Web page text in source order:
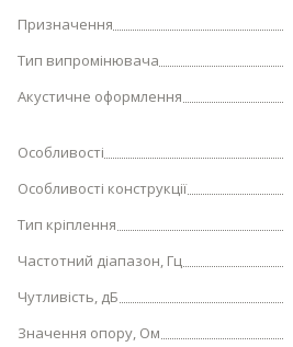
Призначення
Тип випромінювача
Акустичне оформлення
Особливості
Особливості конструкції
Тип кріплення
Частотний діапазон, Гц
Чутливість, дБ
Значення опору, Ом